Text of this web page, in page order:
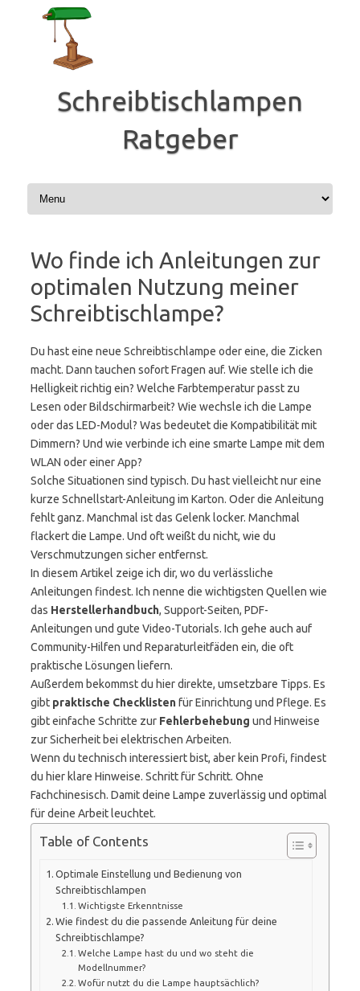
Inhalt
Schreibtischlampen
Ratgeber
Wo finde ich Anleitungen zur
optimalen Nutzung meiner
Schreibtischlampe?
Du hast eine neue Schreibtischlampe oder eine, die Zicken
macht. Dann tauchen sofort Fragen auf. Wie stelle ich die
Helligkeit richtig ein? Welche Farbtemperatur passt zu
Lesen oder Bildschirmarbeit? Wie wechsle ich die Lampe
oder das LED-Modul? Was bedeutet die Kompatibilität mit
Dimmern? Und wie verbinde ich eine smarte Lampe mit dem
WLAN oder einer App?
Solche Situationen sind typisch. Du hast vielleicht nur eine
kurze Schnellstart-Anleitung im Karton. Oder die Anleitung
fehlt ganz. Manchmal ist das Gelenk locker. Manchmal
flackert die Lampe. Und oft weißt du nicht, wie du
Verschmutzungen sicher entfernst.
In diesem Artikel zeige ich dir, wo du verlässliche
Anleitungen findest. Ich nenne die wichtigsten Quellen wie
das Herstellerhandbuch, Support-Seiten, PDF-
Anleitungen und gute Video-Tutorials. Ich gehe auch auf
Community-Hilfen und Reparaturleitfäden ein, die oft
praktische Lösungen liefern.
Außerdem bekommst du hier direkte, umsetzbare Tipps. Es
gibt praktische Checklistenfür Einrichtung und Pflege. Es
gibt einfache Schritte zur Fehlerbehebung und Hinweise
zur Sicherheit bei elektrischen Arbeiten.
Wenn du technisch interessiert bist, aber kein Profi, findest
du hier klare Hinweise. Schritt für Schritt. Ohne
Fachchinesisch. Damit deine Lampe zuverlässig und optimal
für deine Arbeit leuchtet.
Table of Contents
Optimale Einstellung und Bedienung von
Schreibtischlampen
Wichtigste Erkenntnisse
Wie findest du die passende Anleitung für deine
Schreibtischlampe?
Welche Lampe hast du und wo steht die
Modellnummer?
Wofür nutzt du die Lampe hauptsächlich?